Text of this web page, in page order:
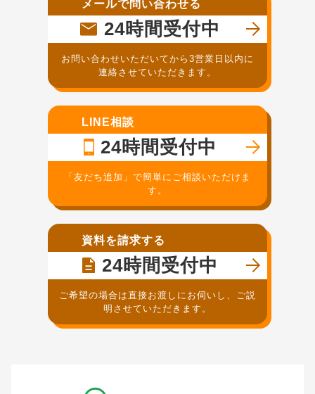
メールで問い合わせる
24時間受付中
お問い合わせいただいてから3営業日以内に
連絡させていただきます。
LINE相談
24時間受付中
「友だち追加」で簡単にご相談いただけま
す。
資料を請求する
24時間受付中
ご希望の場合は直接お渡しにお伺いし、ご説
明させていただきます。